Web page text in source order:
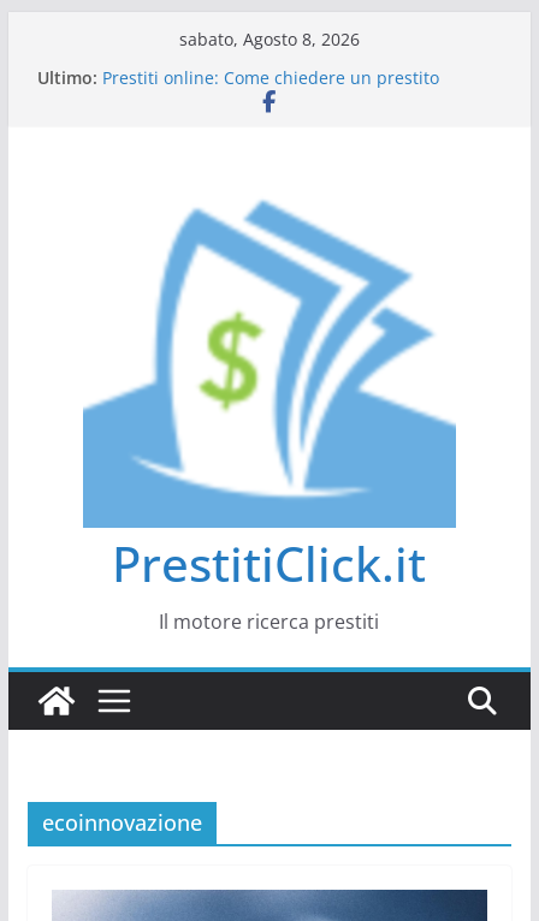
sabato, Agosto 8, 2026
Ultimo: Prestiti online: Come chiedere un prestito
Tutto ciò che dovete sapere sulle carte di credito
PrestitiClick.it
Il motore ricerca prestiti
ecoinnovazione